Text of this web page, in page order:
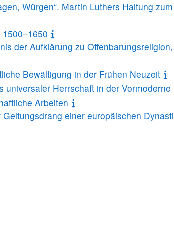
Würgen“. Martin Luthers Haltung zum
der Aufklärung zu Offenbarungsreligion,
Bewältigung in der Frühen Neuzeit
universaler Herrschaft in der Vormoderne
Arbeiten
einer europäischen